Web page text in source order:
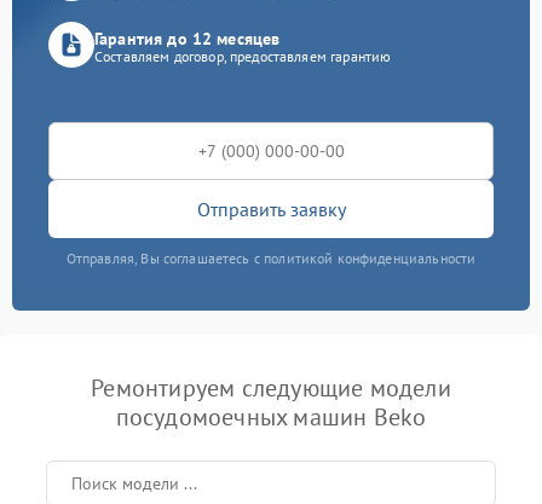
Гарантия до 12 месяцев
Составляем договор, предоставляем гарантию
Отправить заявку
Отправляя, Вы соглашаетесь с политикой конфиденциальности
Ремонтируем следующие модели
посудомоечных машин Beko